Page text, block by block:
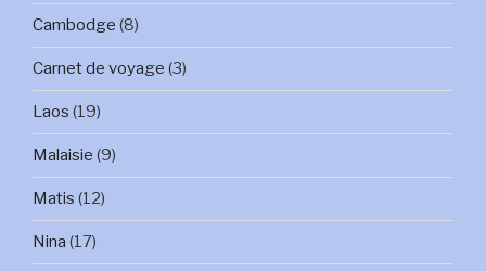
Cambodge (8)
Carnet de voyage (3)
Laos (19)
Malaisie (9)
Matis (12)
Nina (17)